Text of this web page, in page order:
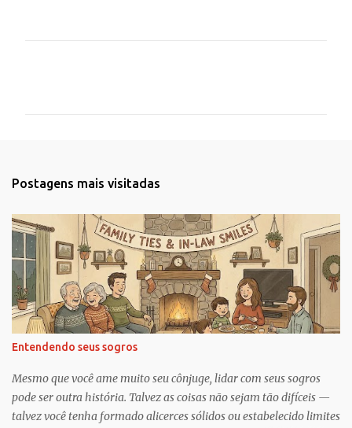
r
i
o
s
Postagens mais visitadas
Entendendo seus sogros
Mesmo que você ame muito seu cônjuge, lidar com seus sogros
pode ser outra história. Talvez as coisas não sejam tão difíceis —
talvez você tenha formado alicerces sólidos ou estabelecido limites